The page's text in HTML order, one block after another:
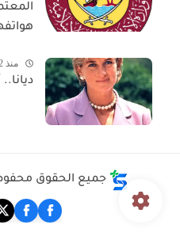
منذ 2 سنة
جميع الحقوق